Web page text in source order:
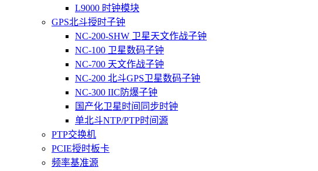
L9000 时钟模块
GPS北斗授时子钟
NC-200-SHW 卫星天文作战子钟
NC-100 卫星数码子钟
NC-700 天文作战子钟
NC-200 北斗GPS卫星数码子钟
NC-300 IIC防爆子钟
国产化卫星时间同步时钟
单北斗NTP/PTP时间源
PTP交换机
PCIE授时板卡
频率基准源